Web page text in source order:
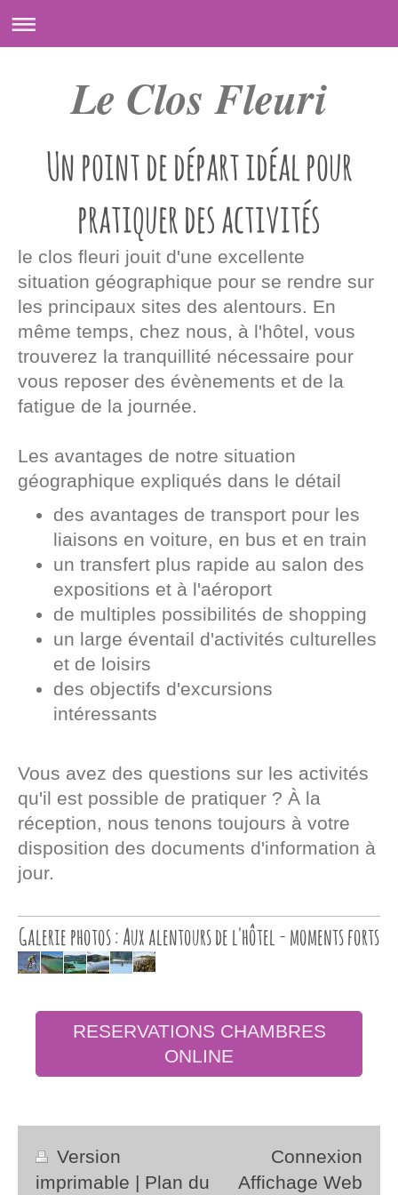
Le Clos Fleuri
Un point de départ idéal pour
pratiquer des activités
le clos fleuri jouit d'une excellente
situation géographique pour se rendre sur
les principaux sites des alentours. En
même temps, chez nous, à l'hôtel, vous
trouverez la tranquillité nécessaire pour
vous reposer des évènements et de la
fatigue de la journée.
Les avantages de notre situation
géographique expliqués dans le détail
des avantages de transport pour les
liaisons en voiture, en bus et en train
un transfert plus rapide au salon des
expositions et à l'aéroport
de multiples possibilités de shopping
un large éventail d'activités culturelles
et de loisirs
des objectifs d'excursions
intéressants
Vous avez des questions sur les activités
qu'il est possible de pratiquer ? À la
réception, nous tenons toujours à votre
disposition des documents d'information à
jour.
Galerie photos : Aux alentours de l'hôtel - moments forts
RESERVATIONS CHAMBRES
ONLINE
Version
imprimable | Plan du
Connexion
Affichage Web